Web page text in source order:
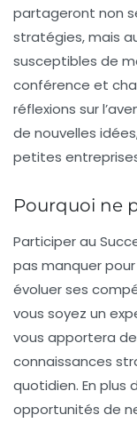
partageront non
stratégies, mais
susceptibles de
conférence et
réflexions sur
de nouvelles
petites
Pourquoi ne
Participer au
pas manquer
évoluer ses
vous soyez un
vous apportera
connaissances
quotidien. En plus
opportunités de